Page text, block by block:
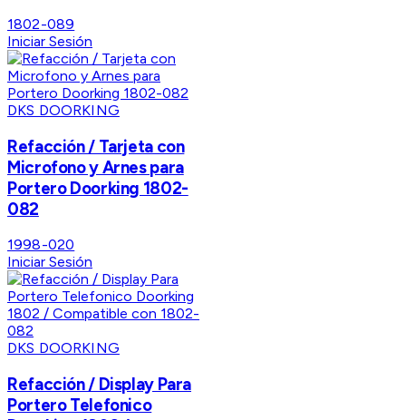
1802-089
Iniciar Sesión
DKS DOORKING
Refacción / Tarjeta con
Microfono y Arnes para
Portero Doorking 1802-
082
1998-020
Iniciar Sesión
DKS DOORKING
Refacción / Display Para
Portero Telefonico